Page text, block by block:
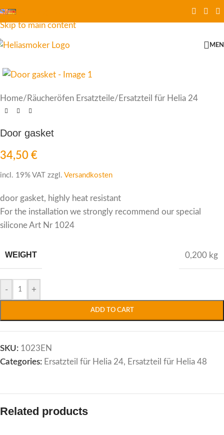
Skip to navigation
Skip to main content
Home/ Räucheröfen Ersatzteile/ Ersatzteil für Helia 24
Door gasket
34,50 €
incl. 19% VAT zzgl. Versandkosten
door gasket, highly heat resistant
For the installation we strongly recommend our special
silicone Art Nr 1024
WEIGHT 0,200 kg
- +
ADD TO CART
Alternative:
SKU: 1023EN
Categories: Ersatzteil für Helia 24, Ersatzteil für Helia 48
Related products